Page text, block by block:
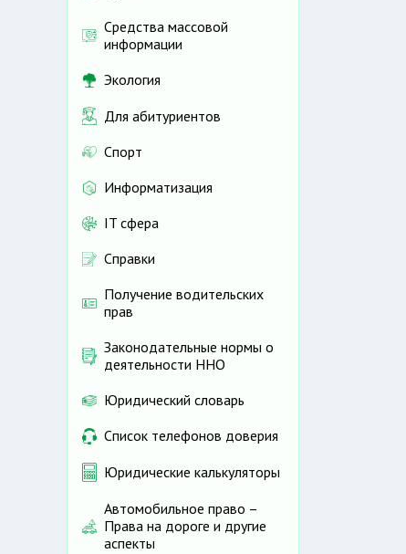
Средства массовой
информации
Экология
Для абитуриентов
Спорт
Информатизация
IT сфера
Справки
Получение водительских
прав
Законодательные нормы о
деятельности ННО
Юридический словарь
Список телефонов доверия
Юридические калькуляторы
Автомобильное право –
Права на дороге и другие
аспекты